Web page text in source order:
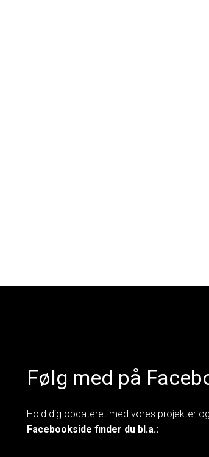
Følg med på
Hold dig opdateret med vores projekter
Facebookside finder du bl.a.: